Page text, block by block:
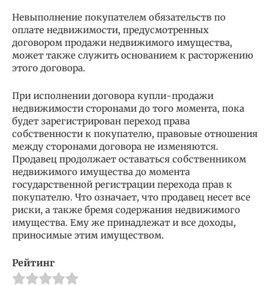
Невыполнение покупателем обязательств по
оплате недвижимости, предусмотренных
договором продажи недвижимого имущества,
может также служить основанием к расторжению
этого договора.
При исполнении договора купли-продажи
недвижимости сторонами до того момента, пока
будет зарегистрирован переход права
собственности к покупателю, правовые отношения
между сторонами договора не изменяются.
Продавец продолжает оставаться собственником
недвижимого имущества до момента
государственной регистрации перехода прав к
покупателю. Что означает, что продавец несет все
риски, а также бремя содержания недвижимого
имущества. Ему же принадлежат и все доходы,
приносимые этим имуществом.
Рейтинг